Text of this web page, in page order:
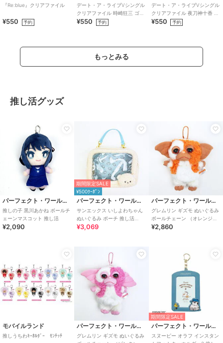
『Re:blue』クリアファイル
¥550 予約
デート・ア・ライブVシングル
クリアファイル 時崎狂三 ゴシ
ックドール
¥550 予約
デート・ア・ライブVシングル
クリアファイル 夜刀神十香 ゴ
シックドール
¥550 予約
もっとみる
推し活グッズ
パーフェクト・ワールド・トーキョー
推しの子 黒川あかね ボールチ
ェーンマスコット 推し活
¥2,090
期間限定SALE
¥500ｸｰﾎﾟﾝ
パーフェクト・ワールド・トーキョー
サンエックス いしよわちゃん
ぬいぐるみ ポーチ 推し活
san-x
¥3,069
パーフェクト・ワールド・トーキョー
グレムリン ギズモ ぬいぐるみ
ボールチェーン （オレンジ）
推し活
¥2,860
モバイルランド
推しうちわｷｰﾎﾙﾀﾞｰ ﾓﾝﾁｯﾁ
パーフェクト・ワールド・トーキョー
グレムリン ギズモ ぬいぐるみ
期間限定SALE
パーフェクト・ワールド・トーキョー
スヌーピー オラフ インスタン